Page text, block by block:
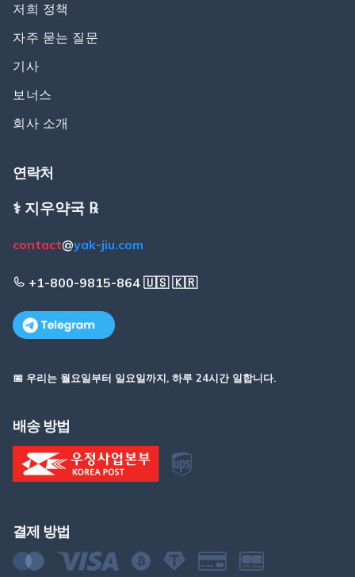
저희 정책
자주 묻는 질문
기사
보너스
회사 소개
연락처
⚕️ 지우약국 ℞
contact@yak-jiu.com
+1-800-9815-864 🇺🇸 🇰🇷
📅 우리는 월요일부터 일요일까지, 하루 24시간 일합니다.
배송 방법
결제 방법